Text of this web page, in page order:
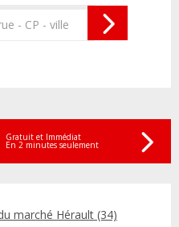
Gratuit et Immédiat
En 2 minutes seulement
marché Hérault (34)